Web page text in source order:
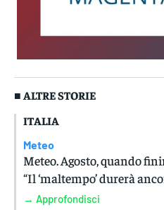
■ ALTRE STORIE
ITALIA
Meteo
Meteo. Agosto, quando
“Il ‘maltempo’ durerà
→ Approfondisci